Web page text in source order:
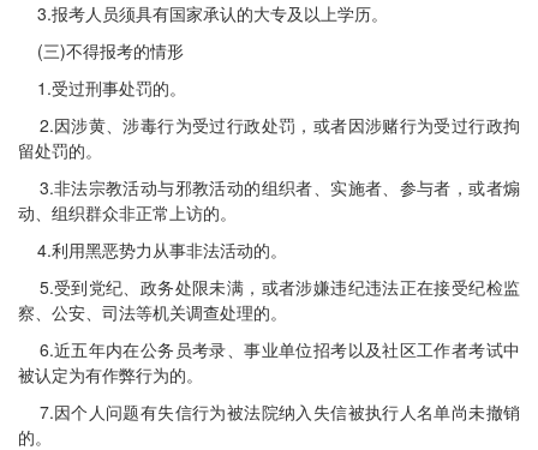
3.报考人员须具有国家承认的大专及以上学历。
(三)不得报考的情形
1.受过刑事处罚的。
2.因涉黄、涉毒行为受过行政处罚，或者因涉赌行为受过行政拘
留处罚的。
3.非法宗教活动与邪教活动的组织者、实施者、参与者，或者煽
动、组织群众非正常上访的。
4.利用黑恶势力从事非法活动的。
5.受到党纪、政务处限未满，或者涉嫌违纪违法正在接受纪检监
察、公安、司法等机关调查处理的。
6.近五年内在公务员考录、事业单位招考以及社区工作者考试中
被认定为有作弊行为的。
7.因个人问题有失信行为被法院纳入失信被执行人名单尚未撤销
的。